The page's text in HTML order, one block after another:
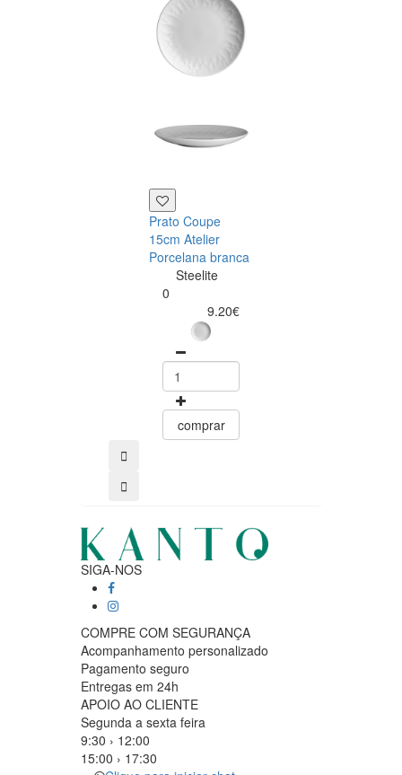
Prato Coupe
15cm Atelier
Porcelana branca
Steelite
0
9.20€
comprar
SIGA-NOS
COMPRE COM SEGURANÇA
Acompanhamento personalizado
Pagamento seguro
Entregas em 24h
APOIO AO CLIENTE
Segunda a sexta feira
9:30 › 12:00
15:00 › 17:30